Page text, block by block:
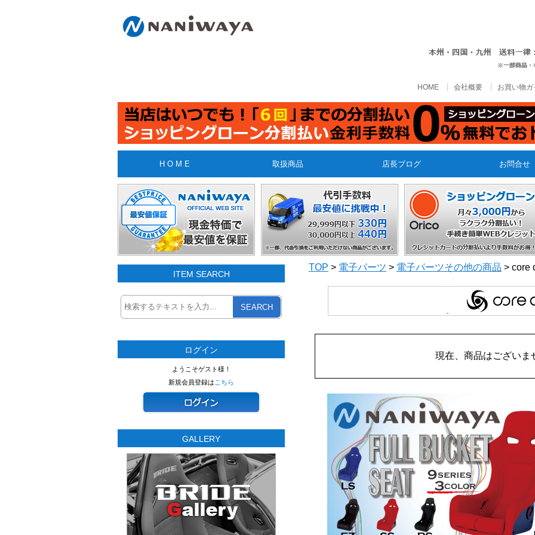
HOME 会社概要 お買い物ガ
H O M E 取扱商品 店長ブログ お問合せ
ITEM SEARCH
SEARCH
ログイン
ようこそゲスト様！
新規会員登録は こちら
GALLERY
TOP > 電子パーツ > 電子パーツその他の商品 > core
現在、商品はございま